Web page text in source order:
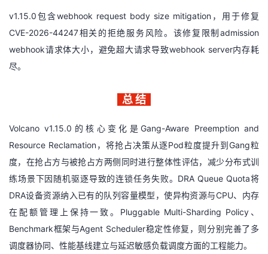
v1.15.0包含webhook request body size mitigation，用于修复
CVE-2026-44247相关的拒绝服务风险。该修复限制admission
webhook请求体大小，避免超大请求导致webhook server内存耗
尽。
总 结
Volcano v1.15.0的核心变化是Gang-Aware Preemption and
Resource Reclamation，将抢占决策从逐Pod粒度提升到Gang粒
度，在抢占方与被抢占方两侧同时进行整体性评估，减少分布式训
练场景下因随机驱逐导致的连锁任务失败。DRA Queue Quota将
DRA设备资源纳入已有的队列容量模型，使异构资源与CPU、内存
在配额管理上保持一致。Pluggable Multi-Sharding Policy、
Benchmark框架与Agent Scheduler稳定性修复，则分别完善了多
调度器协同、性能基线建立与延迟敏感负载调度方面的工程能力。